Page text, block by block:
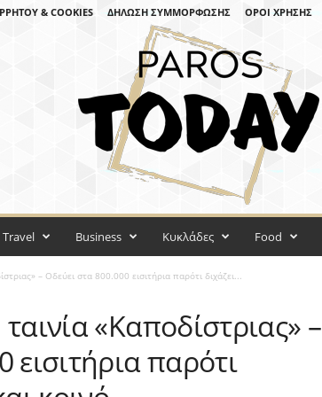
& COOKIES ΔΉΛΩΣΗ ΣΥΜΜΌΡΦΩΣΗΣ ΌΡΟΙ ΧΡΉΣΗΣ
Travel Business Κυκλάδες Food
– Οδεύει στα 800.000 εισιτήρια παρότι διχάζει...
«Καποδίστριας» –
εισιτήρια παρότι